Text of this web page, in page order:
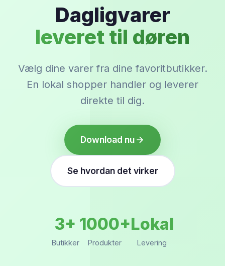
Dagligvarer
leveret til døren
Vælg dine varer fra dine favoritbutikker.
En lokal shopper handler og leverer
direkte til dig.
Download nu
Se hvordan det virker
3+
Butikker
1000+
Produkter
Lokal
Levering